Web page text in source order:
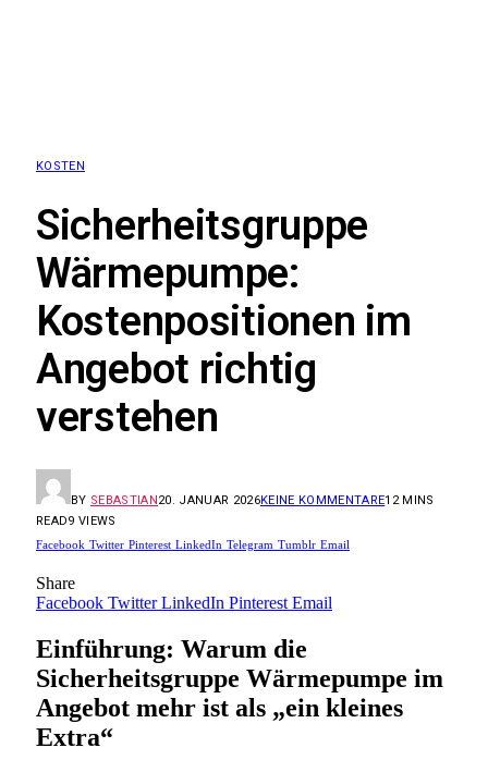
KOSTEN
Sicherheitsgruppe
Wärmepumpe:
Kostenpositionen im
Angebot richtig
verstehen
BY SEBASTIAN20. JANUAR 2026KEINE KOMMENTARE12 MINS
READ9 VIEWS
Facebook Twitter Pinterest LinkedIn Telegram Tumblr Email
Share
Facebook Twitter LinkedIn Pinterest Email
Einführung: Warum die
Sicherheitsgruppe Wärmepumpe im
Angebot mehr ist als „ein kleines
Extra“